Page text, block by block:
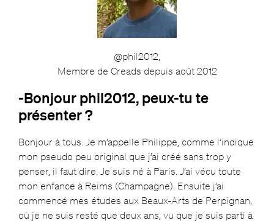
@phil2012,
Membre de Creads depuis août 2012
-Bonjour phil2012, peux-tu te
présenter ?
Bonjour à tous. Je m’appelle Philippe, comme l’indique
mon pseudo peu original que j’ai créé sans trop y
penser, il faut dire. Je suis né à Paris. J’ai vécu toute
mon enfance à Reims (Champagne). Ensuite j’ai
commencé mes études aux Beaux-Arts de Perpignan,
où je ne suis resté que deux ans, vu que je suis parti à